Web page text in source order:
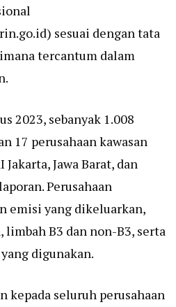
sesuai dengan tata
tercantum dalam
2023, sebanyak 1.008
17 perusahaan kawasan
Jawa Barat, dan
Perusahaan
emisi yang dikeluarkan,
B3 dan non-B3, serta
digunakan.
kepada seluruh perusahaan